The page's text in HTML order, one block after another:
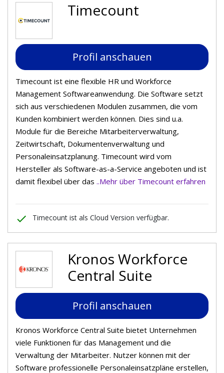
Timecount
Profil anschauen
Timecount ist eine flexible HR und Workforce
Management Softwareanwendung. Die Software setzt
sich aus verschiedenen Modulen zusammen, die vom
Kunden kombiniert werden können. Dies sind u.a.
Module für die Bereiche Mitarbeiterverwaltung,
Zeitwirtschaft, Dokumentenverwaltung und
Personaleinsatzplanung. Timecount wird vom
Hersteller als Software-as-a-Service angeboten und ist
damit flexibel über das ..Mehr über Timecount erfahren
done Timecount ist als Cloud Version verfügbar.
Kronos Workforce
Central Suite
Profil anschauen
Kronos Workforce Central Suite bietet Unternehmen
viele Funktionen für das Management und die
Verwaltung der Mitarbeiter. Nutzer können mit der
Software professionelle Personaleinsatzpläne erstellen,